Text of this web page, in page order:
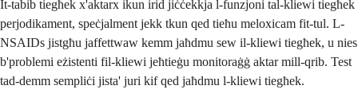
It-tabib tiegħek x'aktarx ikun irid jiċċekkja l-funzjoni tal-kliewi tiegħek
perjodikament, speċjalment jekk tkun qed tieħu meloxicam fit-tul. L-
NSAIDs jistgħu jaffettwaw kemm jaħdmu sew il-kliewi tiegħek, u nies
b'problemi eżistenti fil-kliewi jeħtieġu monitoraġġ aktar mill-qrib. Test
tad-demm sempliċi jista' juri kif qed jaħdmu l-kliewi tiegħek.